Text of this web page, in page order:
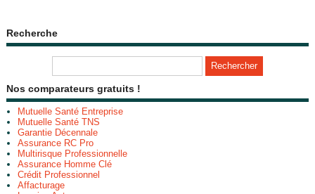
Recherche
Nos comparateurs gratuits !
Mutuelle Santé Entreprise
Mutuelle Santé TNS
Garantie Décennale
Assurance RC Pro
Multirisque Professionnelle
Assurance Homme Clé
Crédit Professionnel
Affacturage